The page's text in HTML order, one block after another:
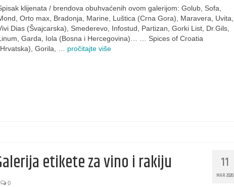
klijenata / brendova obuhvaćenih ovom galerijom: Golub, Sofa,
Orto max, Bradonja, Marine, Luštica (Crna Gora), Maravera, Uvita,
Dias (Švajcarska), Smederevo, Infostud, Partizan, Gorki List, Dr.Gils,
Garda, Iola (Bosna i Hercegovina)… … Spices of Croatia
Gorila, … pročitajte više
11
MAR 2026
etikete za vino i rakiju
0